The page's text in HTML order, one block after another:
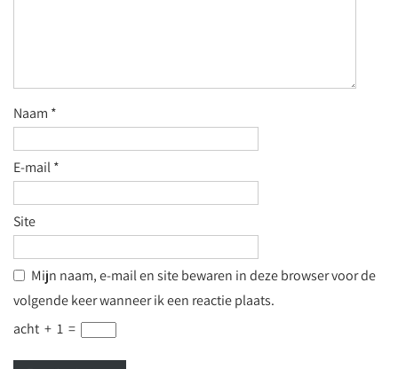
Naam *
E-mail*
Site
Mijn naam, e-mail en site bewaren in deze browser voor de
volgende keer wanneer ik een reactie plaats.
acht + 1 =